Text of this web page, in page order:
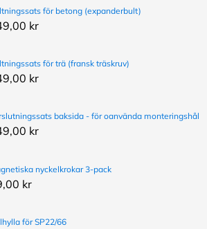
för betong (expanderbult)
kr
för trä (fransk träskruv)
kr
baksida - för oanvända monteringshål
kr
nyckelkrokar 3-pack
kr
för SP22/66